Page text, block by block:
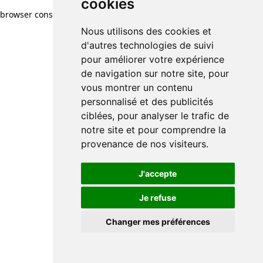
cookies
Nous utilisons des cookies et
d'autres technologies de suivi
pour améliorer votre expérience
de navigation sur notre site, pour
vous montrer un contenu
personnalisé et des publicités
ciblées, pour analyser le trafic de
notre site et pour comprendre la
provenance de nos visiteurs.
J'accepte
Je refuse
Changer mes préférences
browser console for more information)